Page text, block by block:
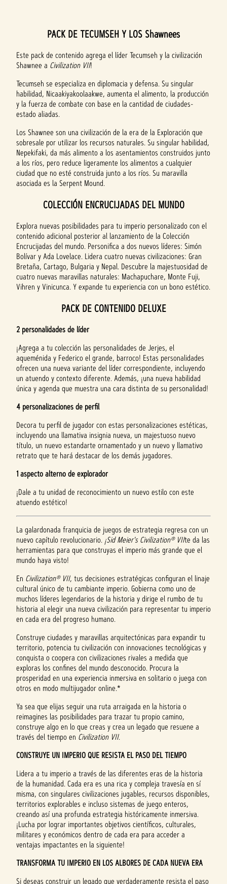
PACK DE TECUMSEH Y LOS Shawnees
Este pack de contenido agrega el líder Tecumseh y la civilización
Shawnee a Civilization VII!
Tecumseh se especializa en diplomacia y defensa. Su singular
habilidad, Nicaakiyakoolaakwe, aumenta el alimento, la producción
y la fuerza de combate con base en la cantidad de ciudades-
estado aliadas.
Los Shawnee son una civilización de la era de la Exploración que
sobresale por utilizar los recursos naturales. Su singular habilidad,
Nepekifaki, da más alimento a los asentamientos construidos junto
a los ríos, pero reduce ligeramente los alimentos a cualquier
ciudad que no esté construida junto a los ríos. Su maravilla
asociada es la Serpent Mound.
COLECCIÓN ENCRUCIJADAS DEL MUNDO
Explora nuevas posibilidades para tu imperio personalizado con el
contenido adicional posterior al lanzamiento de la Colección
Encrucijadas del mundo. Personifica a dos nuevos líderes: Simón
Bolívar y Ada Lovelace. Lidera cuatro nuevas civilizaciones: Gran
Bretaña, Cartago, Bulgaria y Nepal. Descubre la majestuosidad de
cuatro nuevas maravillas naturales: Machapuchare, Monte Fuji,
Vihren y Vinicunca. Y expande tu experiencia con un bono estético.
PACK DE CONTENIDO DELUXE
2 personalidades de líder
¡Agrega a tu colección las personalidades de Jerjes, el
aqueménida y Federico el grande, barroco! Estas personalidades
ofrecen una nueva variante del líder correspondiente, incluyendo
un atuendo y contexto diferente. Además, ¡una nueva habilidad
única y agenda que muestra una cara distinta de su personalidad!
4 personalizaciones de perfil
Decora tu perfil de jugador con estas personalizaciones estéticas,
incluyendo una llamativa insignia nueva, un majestuoso nuevo
título, un nuevo estandarte ornamentado y un nuevo y llamativo
retrato que te hará destacar de los demás jugadores.
1 aspecto alterno de explorador
¡Dale a tu unidad de reconocimiento un nuevo estilo con este
atuendo estético!
La galardonada franquicia de juegos de estrategia regresa con un
nuevo capítulo revolucionario. ¡Sid Meier's Civilization® VIIte da las
herramientas para que construyas el imperio más grande que el
mundo haya visto!
En Civilization® VII, tus decisiones estratégicas configuran el linaje
cultural único de tu cambiante imperio. Gobierna como uno de
muchos líderes legendarios de la historia y dirige el rumbo de tu
historia al elegir una nueva civilización para representar tu imperio
en cada era del progreso humano.
Construye ciudades y maravillas arquitectónicas para expandir tu
territorio, potencia tu civilización con innovaciones tecnológicas y
conquista o coopera con civilizaciones rivales a medida que
exploras los confines del mundo desconocido. Procura la
prosperidad en una experiencia inmersiva en solitario o juega con
otros en modo multijugador online.*
Ya sea que elijas seguir una ruta arraigada en la historia o
reimagines las posibilidades para trazar tu propio camino,
construye algo en lo que creas y crea un legado que resuene a
través del tiempo en Civilization VII.
CONSTRUYE UN IMPERIO QUE RESISTA EL PASO DEL TIEMPO
Lidera a tu imperio a través de las diferentes eras de la historia
de la humanidad. Cada era es una rica y compleja travesía en sí
misma, con singulares civilizaciones jugables, recursos disponibles,
territorios explorables e incluso sistemas de juego enteros,
creando así una profunda estrategia históricamente inmersiva.
¡Lucha por lograr importantes objetivos científicos, culturales,
militares y económicos dentro de cada era para acceder a
ventajas impactantes en la siguiente!
TRANSFORMA TU IMPERIO EN LOS ALBORES DE CADA NUEVA ERA
Si deseas construir un legado que verdaderamente resista el paso